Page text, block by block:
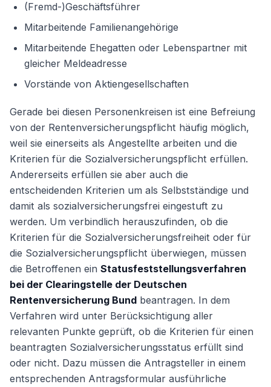
(Fremd-)Geschäftsführer
Mitarbeitende Familienangehörige
Mitarbeitende Ehegatten oder Lebenspartner mit
gleicher Meldeadresse
Vorstände von Aktiengesellschaften
Gerade bei diesen Personenkreisen ist eine Befreiung
von der Rentenversicherungspflicht häufig möglich,
weil sie einerseits als Angestellte arbeiten und die
Kriterien für die Sozialversicherungspflicht erfüllen.
Andererseits erfüllen sie aber auch die
entscheidenden Kriterien um als Selbstständige und
damit als sozialversicherungsfrei eingestuft zu
werden. Um verbindlich herauszufinden, ob die
Kriterien für die Sozialversicherungsfreiheit oder für
die Sozialversicherungspflicht überwiegen, müssen
die Betroffenen ein Statusfeststellungsverfahren
bei der Clearingstelle der Deutschen
Rentenversicherung Bund beantragen. In dem
Verfahren wird unter Berücksichtigung aller
relevanten Punkte geprüft, ob die Kriterien für einen
beantragten Sozialversicherungsstatus erfüllt sind
oder nicht. Dazu müssen die Antragsteller in einem
entsprechenden Antragsformular ausführliche